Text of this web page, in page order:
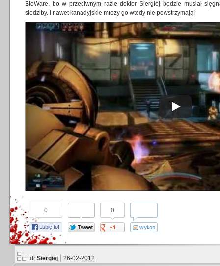
BioWare, bo w przeciwnym razie doktor Siergiej będzie musiał
siedziby. I nawet kanadyjskie mrozy go wtedy nie powstrzymają!
0
Lubię to!
0
dr Siergiej 26-02-2012